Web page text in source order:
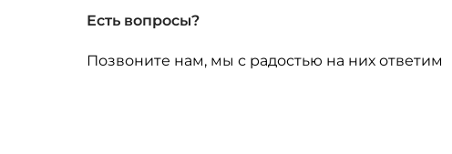
Есть вопросы?
Позвоните нам, мы с радостью на них ответим